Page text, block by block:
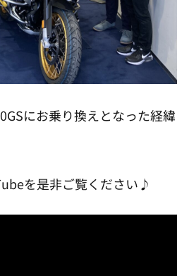
にお乗り換えとなった経緯
を是非ご覧ください♪